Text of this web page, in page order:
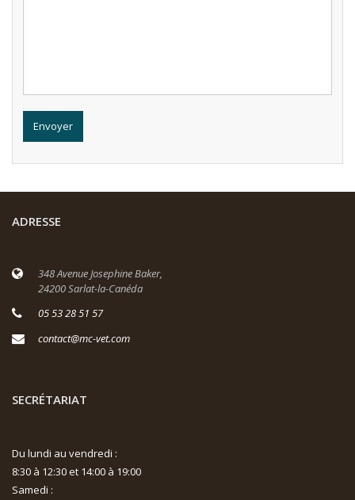
ADRESSE
348 Avenue Josephine Baker,
24200 Sarlat-la-Canéda
05 53 28 51 57
contact@mc-vet.com
SECRÉTARIAT
Du lundi au vendredi :
8:30 à 12:30 et 14:00 à 19:00
Samedi :